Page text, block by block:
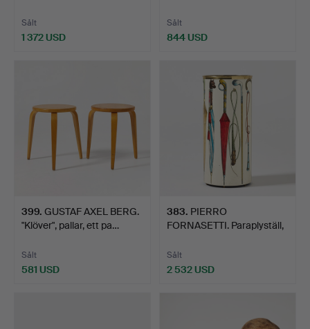
Sålt
1 372 USD
Sålt
844 USD
399. GUSTAF AXEL BERG.
"Klöver", pallar, ett pa…
Sålt
581 USD
383. PIERRO
FORNASETTI. Paraplyställ,
Sålt
2 532 USD